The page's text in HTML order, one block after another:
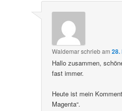
Waldemarschriebam28.
Hallo zusammen,
fast immer.
Heute ist mein
Magenta“.